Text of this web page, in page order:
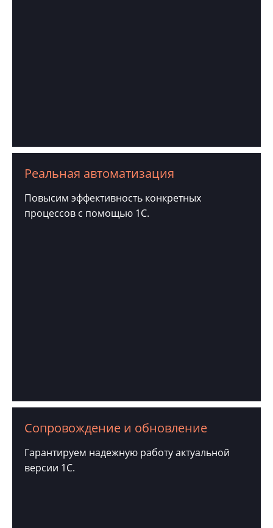
Реальная автоматизация
Повысим эффективность конкретных
процессов с помощью 1С.
Сопровождение и обновление
Гарантируем надежную работу актуальной
версии 1С.